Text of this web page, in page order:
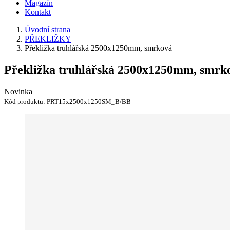
Magazín
Kontakt
Úvodní strana
PŘEKLIŽKY
Překližka truhlářská 2500x1250mm, smrková
Překližka truhlářská 2500x1250mm,
Novinka
Kód produktu: PRT15x2500x1250SM_B/BB